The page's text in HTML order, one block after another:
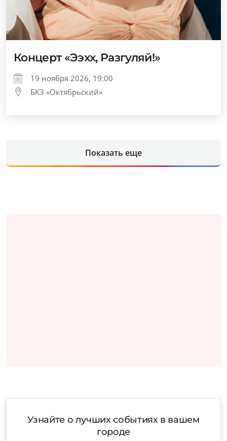
Концерт «Ээхх, Разгуляй!»
19 ноября 2026, 19:00
БКЗ «Октябрьский»
Показать еще
Узнайте о лучших событиях в вашем
городе